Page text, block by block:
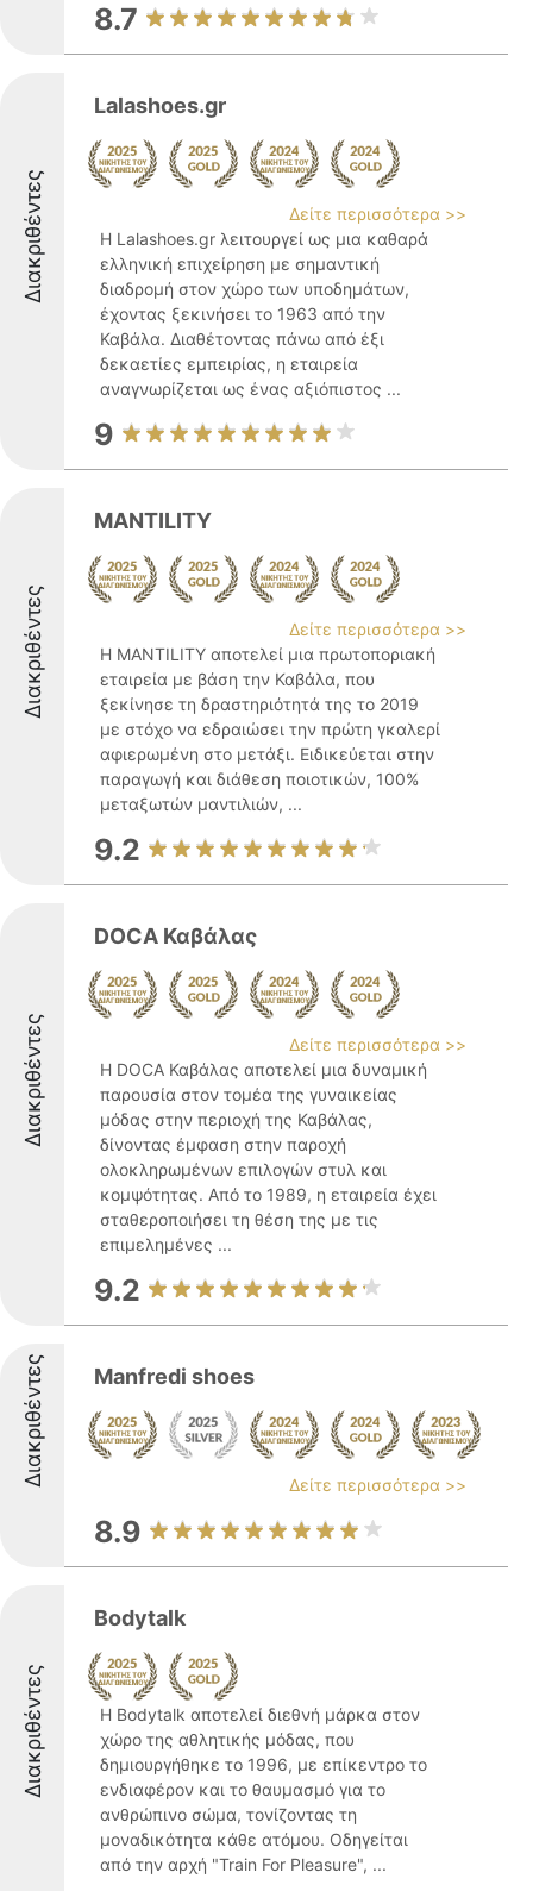
8.7
Διακριθέντες
Lalashoes.gr
Δείτε περισσότερα >>
Η Lalashoes.gr λειτουργεί ως μια καθαρά
ελληνική επιχείρηση με σημαντική
διαδρομή στον χώρο των υποδημάτων,
έχοντας ξεκινήσει το 1963 από την
Καβάλα. Διαθέτοντας πάνω από έξι
δεκαετίες εμπειρίας, η εταιρεία
αναγνωρίζεται ως ένας αξιόπιστος ...
9
Διακριθέντες
MANTILITY
Δείτε περισσότερα >>
Η MANTILITY αποτελεί μια πρωτοποριακή
εταιρεία με βάση την Καβάλα, που
ξεκίνησε τη δραστηριότητά της το 2019
με στόχο να εδραιώσει την πρώτη γκαλερί
αφιερωμένη στο μετάξι. Ειδικεύεται στην
παραγωγή και διάθεση ποιοτικών, 100%
μεταξωτών μαντιλιών, ...
9.2
Διακριθέντες
DOCA Καβάλας
Δείτε περισσότερα >>
Η DOCA Καβάλας αποτελεί μια δυναμική
παρουσία στον τομέα της γυναικείας
μόδας στην περιοχή της Καβάλας,
δίνοντας έμφαση στην παροχή
ολοκληρωμένων επιλογών στυλ και
κομψότητας. Από το 1989, η εταιρεία έχει
σταθεροποιήσει τη θέση της με τις
επιμελημένες ...
9.2
Διακριθέντες Manfredi shoes
Δείτε περισσότερα >>
8.9
Διακριθέντες
Bodytalk
Η Bodytalk αποτελεί διεθνή μάρκα στον
χώρο της αθλητικής μόδας, που
δημιουργήθηκε το 1996, με επίκεντρο το
ενδιαφέρον και το θαυμασμό για το
ανθρώπινο σώμα, τονίζοντας τη
μοναδικότητα κάθε ατόμου. Οδηγείται
από την αρχή "Train For Pleasure", ...